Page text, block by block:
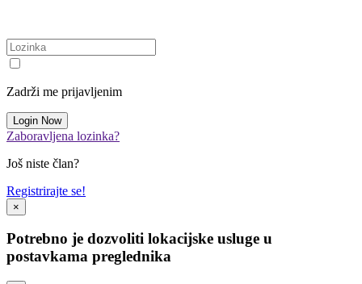
Zadrži me prijavljenim
Zaboravljena lozinka?
Još niste član?
Registrirajte se!
×
Potrebno je dozvoliti lokacijske usluge u
postavkama preglednika